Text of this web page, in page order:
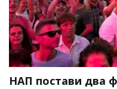
НАП постави два